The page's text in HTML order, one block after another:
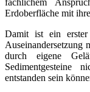
Erdoberfläche mit
Damit ist ein erster
Auseinandersetzung
durch eigene
Sedimentgesteine
entstanden sein